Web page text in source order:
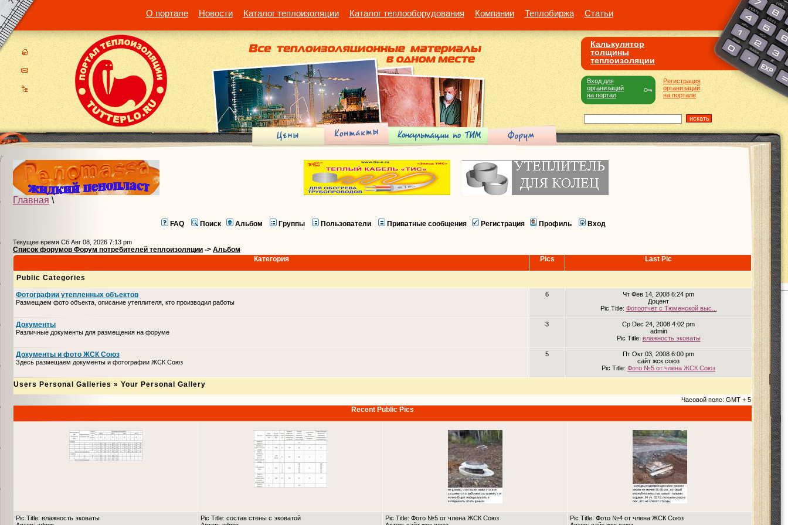
О портале Новости Каталог теплоизоляции Каталог теплооборудования Компании Теплобиржа Статьи
Калькулятор
толщины
теплоизоляции
Регистрация
организаций
на портале
Вход для
организаций
на портал
Главная \
FAQ Поиск Альбом Группы Пользователи Приватные сообщения Регистрация Профиль Вход
Текущее время Сб Авг 08, 2026 7:13 pm
Список форумов Форум потребителей теплоизоляции -> Альбом
Категория
Pics Last Pic
Public Categories
Фотографии утепленных объектов
Размещаем фото объекта, описание утеплителя, кто производил работы
6
Чт Фев 14, 2008 6:24 pm
Доцент
Pic Title: Фотоотчет с Тюменской выс...
Документы
Различные документы для размещения на форуме
3
Ср Dec 24, 2008 4:02 pm
admin
Pic Title: влажность эковаты
Документы и фото ЖСК Союз
Здесь размещаем документы и фотографии ЖСК Союз
5
Пт Окт 03, 2008 6:00 pm
сайт жск союз
Pic Title: Фото №5 от члена ЖСК Союз
Users Personal Galleries » Your Personal Gallery
Часовой пояс: GMT + 5
Recent Public Pics
Pic Title: влажность эковаты
Pic Title: состав стены с эковатой
Pic Title: Фото №5 от члена ЖСК Союз
Pic Title: Фото №4 от члена ЖСК Союз